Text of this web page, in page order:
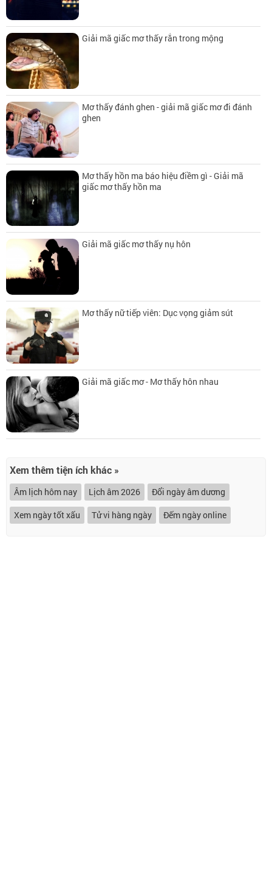
Giải mã giấc mơ thấy rắn trong mộng
Mơ thấy đánh ghen - giải mã giấc mơ đi đánh
ghen
Mơ thấy hồn ma báo hiệu điềm gì - Giải mã
giấc mơ thấy hồn ma
Giải mã giấc mơ thấy nụ hôn
Mơ thấy nữ tiếp viên: Dục vọng giảm sút
Giải mã giấc mơ - Mơ thấy hôn nhau
Xem thêm tiện ích khác »
Âm lịch hôm nay Lịch âm 2026
Đổi ngày âm dương
Xem ngày tốt xấu
Tử vi hàng ngày Đếm ngày online